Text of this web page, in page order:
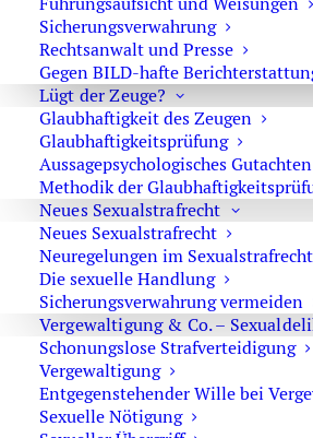
Sicherungsverwahrung
Rechtsanwalt und Presse
Gegen BILD-hafte
Lügt der Zeuge?
Glaubhaftigkeit des Zeugen
Glaubhaftigkeitsprüfung
Aussagepsychologisches Gutachten
Methodik der
Neues Sexualstrafrecht
Neues Sexualstrafrecht
Neuregelungen im
Die sexuelle Handlung
Sicherungsverwahrung vermeiden
Vergewaltigung & Co. –
Schonungslose Strafverteidigung
Vergewaltigung
Entgegenstehender Wille bei
Sexuelle Nötigung
Strafverteidiger-
Festnahme
0171 65 43
Sie erreichen die
Wochentagen über das
Die Sekretärinnen sind zur
verpflichtet. Erforderliche
können Sie ihnen
Rechtsanwalt Oliver Marson